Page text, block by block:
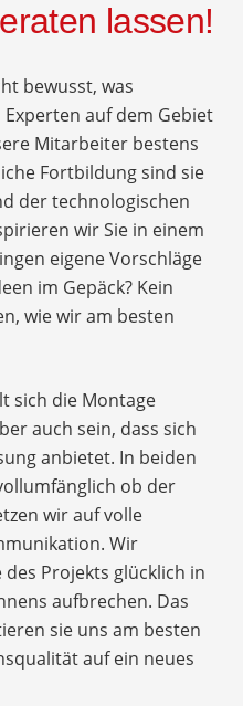
lassen!
bewusst, was
auf dem Gebiet
Mitarbeiter bestens
Fortbildung sind sie
der technologischen
wir Sie in einem
eigene Vorschläge
im Gepäck? Kein
wie wir am besten
sich die Montage
auch sein, dass sich
anbietet. In beiden
ob der
wir auf volle
Wir
Projekts glücklich in
aufbrechen. Das
sie uns am besten
auf ein neues